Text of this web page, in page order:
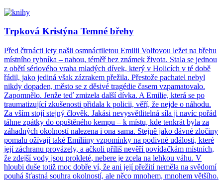
Trpková Kristýna Temné břehy
Před čtrnácti lety našli osmnáctiletou Emilii Volfovou ležet na břehu
místního rybníka – nahou, téměř bez známek života. Stala se jednou
z obětí sériového vraha mladých dívek, který v Holicích v té době
řádil, jako jediná však zázrakem přežila. Přestože pachatel nebyl
nikdy dopaden, město se z děsivé tragédie časem vzpamatovalo.
Zapomnělo. Jenže teď zmizela další dívka. A Emilie, která se po
traumatizující zkušenosti přidala k policii, věří, že nejde o náhodu.
Za vším stojí stejný člověk. Jakási nevysvětlitelná síla ji navíc pořád
táhne zpátky do opuštěného kempu – k místu, kde tenkrát byla za
záhadných okolností nalezena i ona sama. Stejně jako dávné zločiny
pomalu ožívají také Emiliiny vzpomínky na podivné události, které
její záchranu provázely, a ačkoli příliš nevěří povídačkám místních,
že zdejší vody jsou prokleté, nebere je zcela na lehkou váhu. V
hloubi duše totiž moc dobře ví, že ani její přežití neměla na svědomí
pouhá šťastná souhra okolností, ale něco mnohem, mnohem většího.